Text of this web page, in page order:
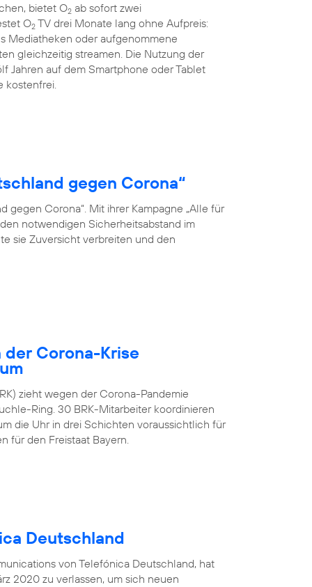
bietet O2 ab sofort zwei
O2 TV drei Monate lang ohne Aufpreis:
Mediatheken oder aufgenommene
gleichzeitig streamen. Die Nutzung der
Jahren auf dem Smartphone oder Tablet
kostenfrei.
gegen Corona“
gegen Corona“. Mit ihrer Kampagne „Alle für
notwendigen Sicherheitsabstand im
sie Zuversicht verbreiten und den
Corona-Krise
zieht wegen der Corona-Pandemie
Ring. 30 BRK-Mitarbeiter koordinieren
die Uhr in drei Schichten voraussichtlich für
für den Freistaat Bayern.
Deutschland
von Telefónica Deutschland, hat
2020 zu verlassen, um sich neuen